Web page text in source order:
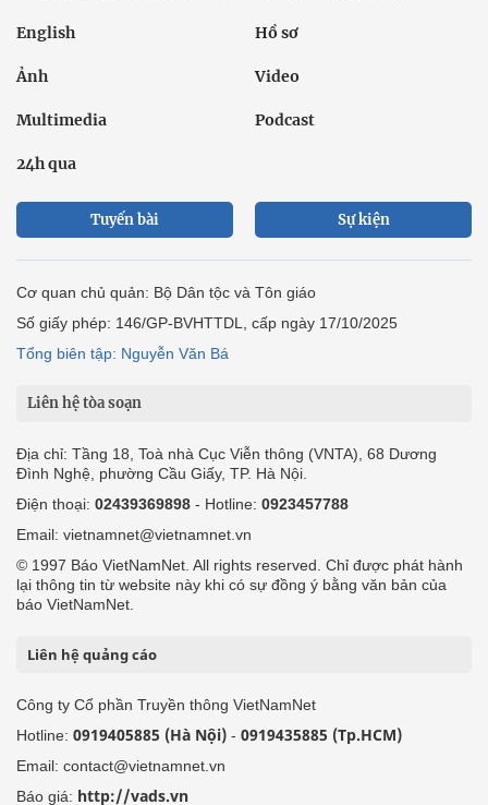
English Hồ sơ
Ảnh Video
Multimedia Podcast
24h qua
Tuyến bài Sự kiện
Cơ quan chủ quản: Bộ Dân tộc và Tôn giáo
Số giấy phép: 146/GP-BVHTTDL, cấp ngày 17/10/2025
Tổng biên tập: Nguyễn Văn Bá
Liên hệ tòa soạn
Địa chỉ: Tầng 18, Toà nhà Cục Viễn thông (VNTA), 68 Dương
Đình Nghệ, phường Cầu Giấy, TP. Hà Nội.
Điện thoại: 02439369898 - Hotline: 0923457788
Email: vietnamnet@vietnamnet.vn
© 1997 Báo VietNamNet. All rights reserved. Chỉ được phát hành
lại thông tin từ website này khi có sự đồng ý bằng văn bản của
báo VietNamNet.
Liên hệ quảng cáo
Công ty Cổ phần Truyền thông VietNamNet
Hotline: 0919405885 (Hà Nội) - 0919435885 (Tp.HCM)
Email: contact@vietnamnet.vn
Báo giá: http://vads.vn